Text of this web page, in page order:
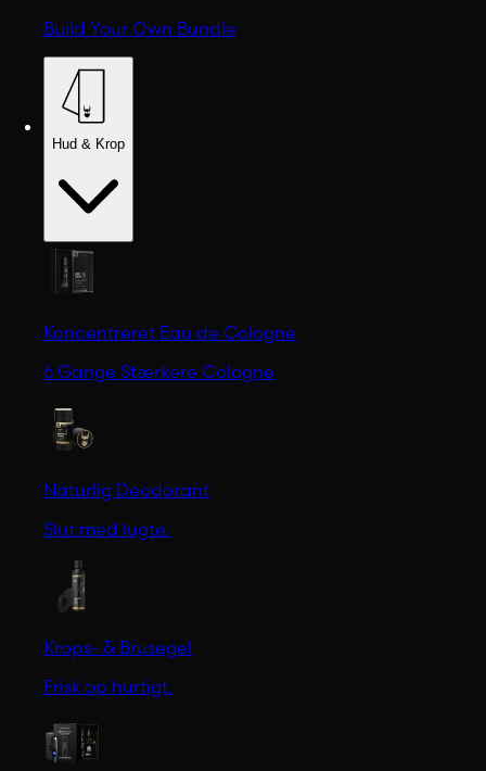
Build Your Own Bundle
Hud & Krop
Koncentreret Eau de Cologne
6 Gange Stærkere Cologne
Naturlig Deodorant
Slut med lugte.
Krops- & Brusegel
Frisk op hurtigt.